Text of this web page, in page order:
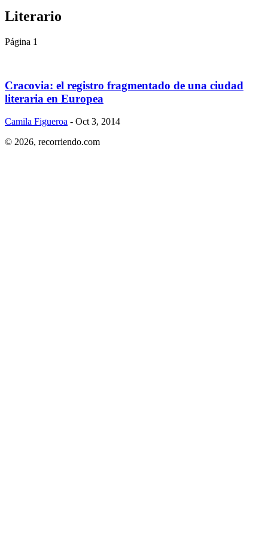
Literario
Página 1
Cracovia: el registro fragmentado de una ciudad
literaria en Europea
Camila Figueroa - Oct 3, 2014
© 2026, recorriendo.com